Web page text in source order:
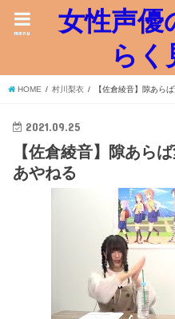
女性声優
らく
menu
HOME 村川梨衣 【佐倉綾音】隙あら
2021.09.25
【佐倉綾音】隙あら
あやねる